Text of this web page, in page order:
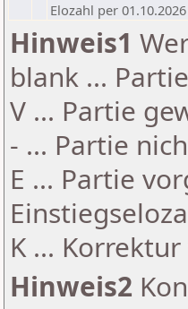
Elozahl per 01.10.2026
Hinweis1
blank ...
V ... Partie
- ... Partie
E ... Partie
K ...
Hinweis2